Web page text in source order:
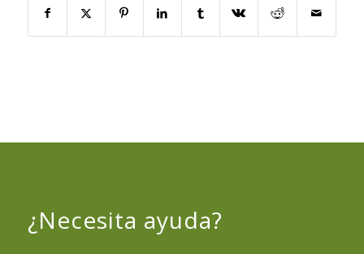
¿Necesita ayuda?